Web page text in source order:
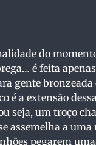
do
é feita
gente
é a extensão
seja, um troço
assemelha a
pegarem